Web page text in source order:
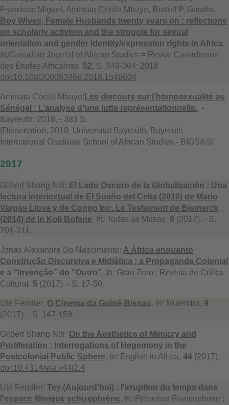
Francisco Miguel, Aminata Cécile Mbaye, Rudolf P. Gaudio:
Boy Wives, Female Husbands twenty years on : reflections
on scholarly activism and the struggle for sexual
orientation and gender identity/expression rights in Africa.
In:Canadian Journal of African Studies = Revue Canadienne
des Études Africaines, 52, S. 349-364: 2018
doi:10.1080/00083968.2018.1546604
Aminata Cécile Mbaye: Les discours sur l’homosexualité au
Sénégal : L’analyse d’une lutte représentationnelle.. -
Bayreuth: 2018. - 383 S.
(Dissertation, 2018, Universität Bayreuth, Bayreuth
International Graduate School of African Studies - BIGSAS)
2017
Gilbert Shang Ndi: El Lado Oscuro de la Globalización : Una
lectura intertextual de El Sueño del Celta (2010) de Mario
Vargas Llosa y de Congo Inc. Le Testament de Bismarck
(2014) de In Koli Bofane. In: Todas as Musas, 9 (2017). - S.
201-211.
Jonas Alexandre Do Nascimento: A África enquanto
Construção Discursiva e Midiática : a Propaganda Colonial
e a “Invenção” do “Outro”. In: Grau Zero : Revista de Crítica
Cultural, 5 (2017). - S. 17-50.
Ute Fendler: O Cinema da Guiné-Bissau. In: Mulemba, 9
(2017). - S. 147-159.
Gilbert Shang Ndi: On the Aesthetics of Mimicry and
Proliferation : Interrogations of Hegemony in the
Postcolonial Public Sphere. In: English in Africa, 44 (2017). - .
doi:10.4314/eia.v44i2.4
Ute Fendler: Tey (Aujourd'hui) : l'irruption du temps dans
l'espace filmique schizophrène. In: Présence Francophone :